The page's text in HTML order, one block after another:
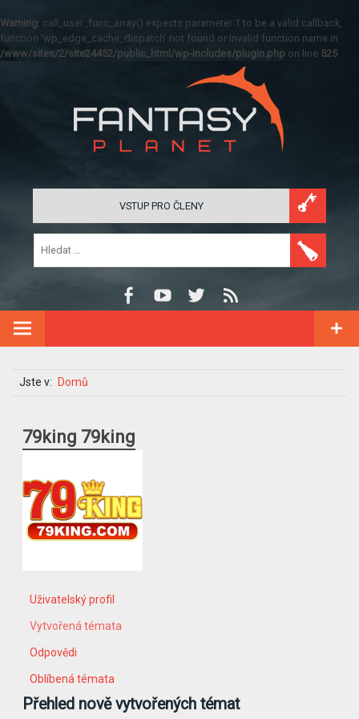
Warning: call_user_func_array() expects parameter 1 to be a valid callback,
function 'wp_edge_cache_dispatch' not found or invalid function name in
/www/sites/2/site24452/public_html/wp-includes/plugin.php on line 525
VSTUP PRO ČLENY
Jste v: Domů
79king 79king
Uživatelský profil
Vytvořená témata
Odpovědi
Oblíbená témata
Přehled nově vytvořených témat